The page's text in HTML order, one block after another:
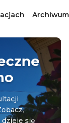
Archiwum
się